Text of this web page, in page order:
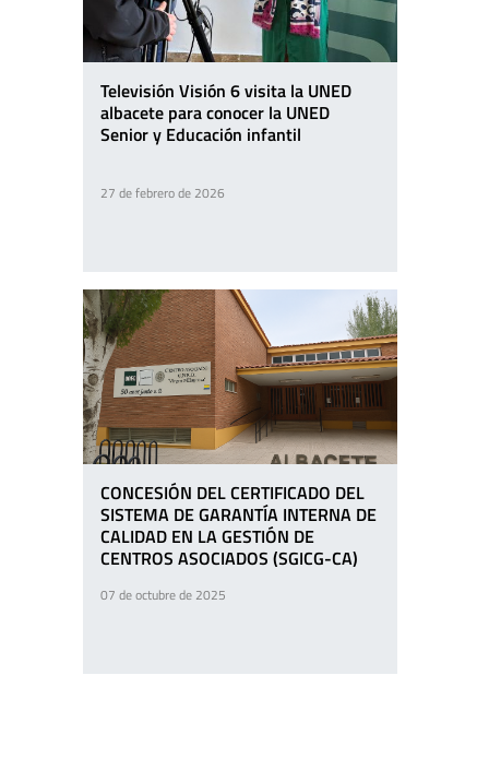
Televisión Visión 6 visita la UNED
albacete para conocer la UNED
Senior y Educación infantil
27 de febrero de 2026
CONCESIÓN DEL CERTIFICADO DEL
SISTEMA DE GARANTÍA INTERNA DE
CALIDAD EN LA GESTIÓN DE
CENTROS ASOCIADOS (SGICG-CA)
07 de octubre de 2025